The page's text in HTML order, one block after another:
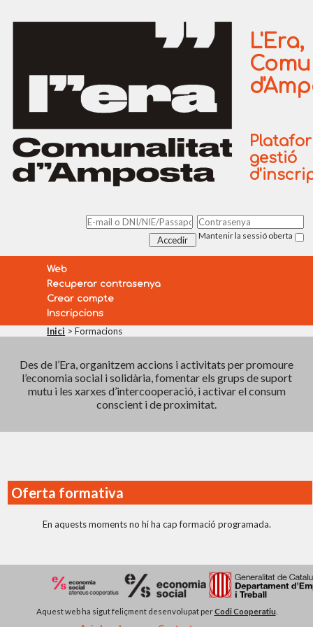
L'Era,
gestió
Mantenir la sessió oberta
Web
Recuperar contrasenya
Crear compte
Inscripcions
Inici > Formacions
Des de l’Era, organitzem accions i activitats per promoure
l’economia social i solidària, fomentar els grups de suport
mutu i les xarxes d’intercooperació, i activar el consum
conscient i de proximitat.
Oferta formativa
En aquests moments no hi ha cap formació programada.
Aquest web ha sigut feliçment desenvolupat perCodi Cooperatiu